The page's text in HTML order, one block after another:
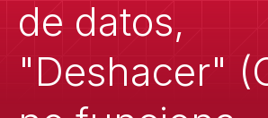
de datos,
"Deshacer"